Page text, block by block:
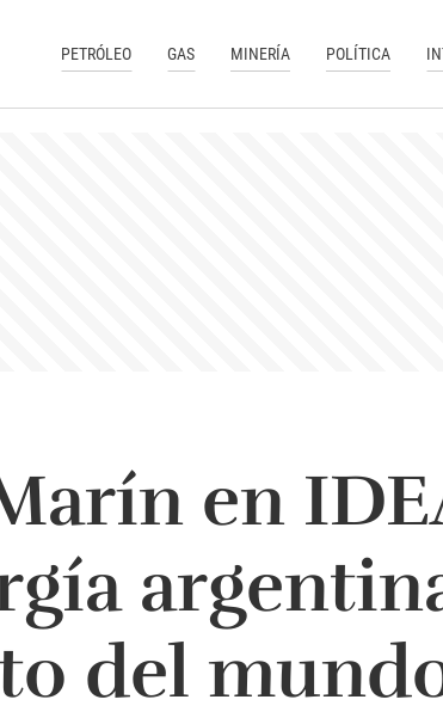
PETRÓLEO GAS MINERÍA POLÍTICA
en
del